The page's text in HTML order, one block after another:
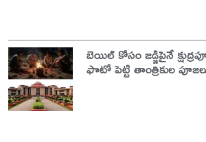
బెయిల్ కోసం జడ్జిపైనే
ఫొటో పెట్టి తాంత్రికుల